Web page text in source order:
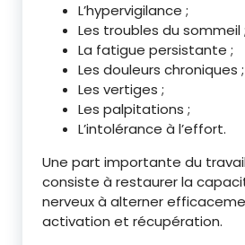
L’hypervigilance ;
Les troubles du sommeil ;
La fatigue persistante ;
Les douleurs chroniques ;
Les vertiges ;
Les palpitations ;
L’intolérance à l’effort.
Une part importante du
consiste à restaurer la
nerveux à alterner
activation et récupération.